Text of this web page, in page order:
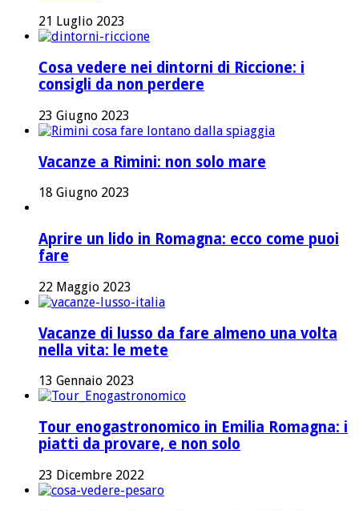
21 Luglio 2023
Cosa vedere nei dintorni di Riccione: i
consigli da non perdere
23 Giugno 2023
Vacanze a Rimini: non solo mare
18 Giugno 2023
Aprire un lido in Romagna: ecco come puoi
fare
22 Maggio 2023
Vacanze di lusso da fare almeno una volta
nella vita: le mete
13 Gennaio 2023
Tour enogastronomico in Emilia Romagna: i
piatti da provare, e non solo
23 Dicembre 2022